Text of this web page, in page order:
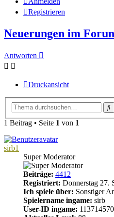
Registrieren
Neuerungen im
Antworten
Druckansicht
1 Beitrag • Seite 1 von 1
sirb1
Super Moderator
Beiträge: 4412
Registriert: Donnerstag 27.
Ich spiele über: Sonstiger
Spielername ingame: sirb
User-ID ingame: